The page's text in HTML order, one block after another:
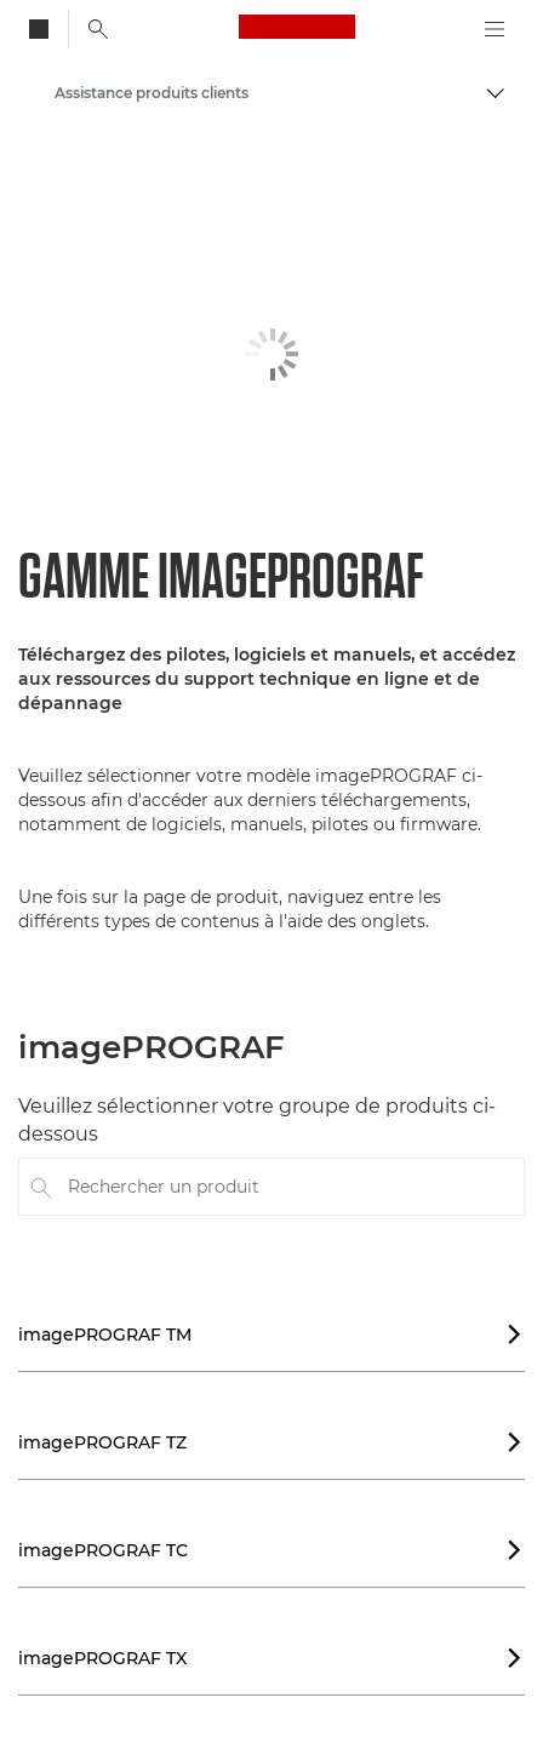
Canon Logo, back
Assistance produits clients
GAMME IMAGEPROGRAF
Téléchargez des pilotes, logiciels et manuels, et accédez
aux ressources du support technique en ligne et de
dépannage
Veuillez sélectionner votre modèle imagePROGRAF ci-
dessous afin d'accéder aux derniers téléchargements,
notamment de logiciels, manuels, pilotes ou firmware.
Une fois sur la page de produit, naviguez entre les
différents types de contenus à l'aide des onglets.
imagePROGRAF
Veuillez sélectionner votre groupe de produits ci-
dessous
Rechercher un produit
imagePROGRAF TM 
imagePROGRAF TZ 
imagePROGRAF TC 
imagePROGRAF TX 